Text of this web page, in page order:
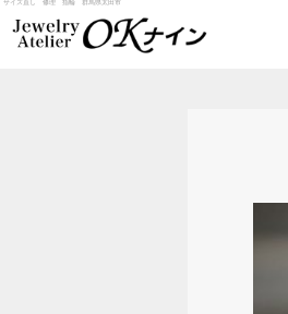
サイズ直し 修理 指輪 群馬県太田市